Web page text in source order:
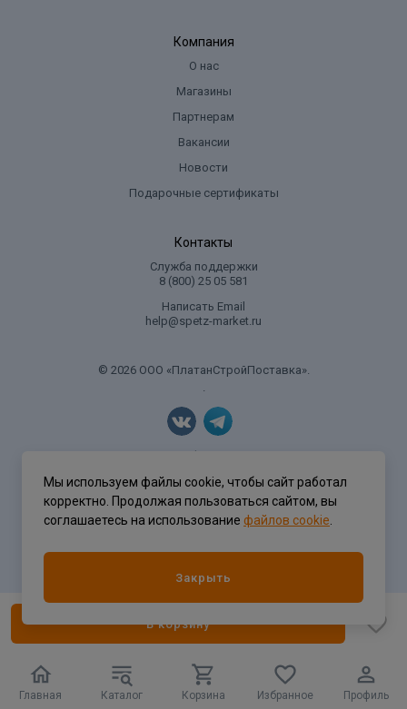
Главная Каталог Корзина Избранное Профиль
В корзину
Компания
О нас
Магазины
Партнерам
Вакансии
Новости
Подарочные сертификаты
Контакты
Служба поддержки
8 (800) 25 05 581
Написать Email
help@spetz-market.ru
© 2026 ООО «ПлатанСтройПоставка».
.
Политика конфиденциальности
Мы используем файлы cookie, чтобы сайт работал
корректно. Продолжая пользоваться сайтом, вы
соглашаетесь на использование файлов cookie
Закрыть